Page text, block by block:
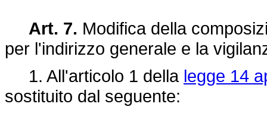
Art. 7. Modifica della
per l'indirizzo generale e la
1. All'articolo 1 della legge 14
sostituito dal seguente: